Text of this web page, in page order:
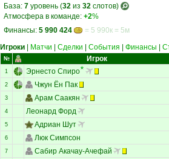
База: 7 уровень (32 из 32 слотов)
Атмосфера в команде: +2%
Финансы: 5 990 424 = 5 990к = 5м
Игроки Матчи Сделки События Финансы
№ Игрок
1 Эрнесто Спиро
2 Чжун Ён Пак
3 Арам Саакян
4 Леонард Форд
5 Адриан Шут
6 Люк Симпсон
7 Сабир Акачау-Ачефай